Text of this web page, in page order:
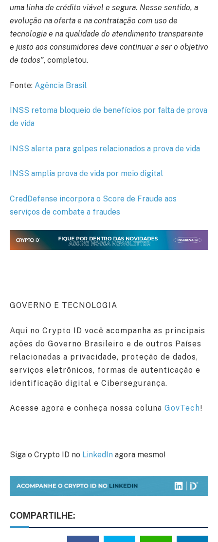
uma linha de crédito viável e segura. Nesse sentido, a
evolução na oferta e na contratação com uso de
tecnologia e na qualidade do atendimento transparente
e justo aos consumidores deve continuar a ser o objetivo
de todos”, completou.
Fonte: Agência Brasil
INSS retoma bloqueio de benefícios por falta de prova
de vida
INSS alerta para golpes relacionados a prova de vida
INSS amplia prova de vida por meio digital
CredDefense incorpora o Score de Fraude aos
serviços de combate a fraudes
GOVERNO E TECNOLOGIA
Aqui no Crypto ID você acompanha as principais
ações do Governo Brasileiro e de outros Países
relacionadas a privacidade, proteção de dados,
serviços eletrônicos, formas de autenticação e
identificação digital e Cibersegurança.
Acesse agora e conheça nossa coluna GovTech!
Siga o Crypto ID no LinkedIn agora mesmo!
COMPARTILHE: